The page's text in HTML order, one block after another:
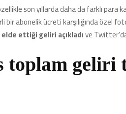
son yıllarda daha da farklı
bir abonelik ücreti karşılığında özel
ettiği geliri açıkladıve
toplam geliri